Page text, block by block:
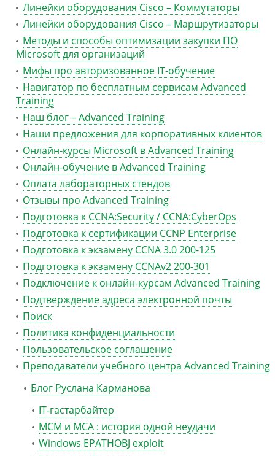
Линейки оборудования Cisco – Коммутаторы
Линейки оборудования Cisco – Маршрутизаторы
Методы и способы оптимизации закупки ПО
Microsoft для организаций
Мифы про авторизованное IT-обучение
Навигатор по бесплатным сервисам Advanced
Training
Наш блог – Advanced Training
Наши предложения для корпоративных клиентов
Онлайн-курсы Microsoft в Advanced Training
Онлайн-обучение в Advanced Training
Оплата лабораторных стендов
Отзывы про Advanced Training
Подготовка к CCNA:Security / CCNA:CyberOps
Подготовка к сертификации CCNP Enterprise
Подготовка к экзамену CCNA 3.0 200-125
Подготовка к экзамену CCNAv2 200-301
Подключение к онлайн-курсам Advanced Training
Подтверждение адреса электронной почты
Поиск
Политика конфиденциальности
Пользовательское соглашение
Преподаватели учебного центра Advanced Training
Блог Руслана Карманова
IT-гастарбайтер
MCM и MCA : история одной неудачи
Windows EPATHOBJ exploit